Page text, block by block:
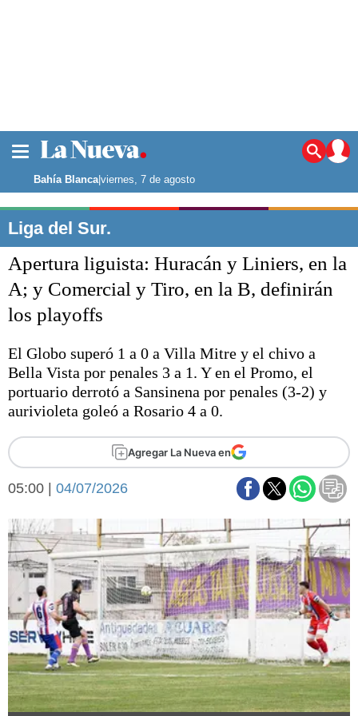
Noticias
La ciudad
Punta Alta
El mundo
Seguridad
Opinión
Deportes
Liga del Sur
Básquetbol
Fútbol
Federal A
Arte y cultura
Cines
Economía y campo
Economía y finanzas
Con el campo
Espacio empresas
Sociedad y tiempo
libre
Sociedad
Tecnología
Turismo
Salud
Es viral
El tiempo
Fúnebres
Clasificados
Bahía Blanca|viernes, 7 de agosto
Liga del Sur.
Apertura liguista: Huracán y Liniers, en la
A; y Comercial y Tiro, en la B, definirán
los playoffs
El Globo superó 1 a 0 a Villa Mitre y el chivo a
Bella Vista por penales 3 a 1. Y en el Promo, el
portuario derrotó a Sansinena por penales (3-2) y
aurivioleta goleó a Rosario 4 a 0.
Agregar La Nueva en
05:00 | 04/07/2026